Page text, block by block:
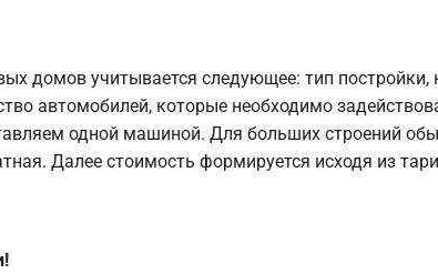
домов учитывается следующее: тип
автомобилей, которые необходимо
одной машиной. Для больших строений
Далее стоимость формируется исходя из